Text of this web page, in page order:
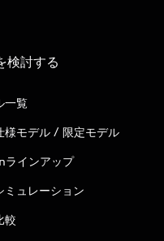
検討する
一覧
様モデル / 限定モデル
インアップ
ミュレーション
較